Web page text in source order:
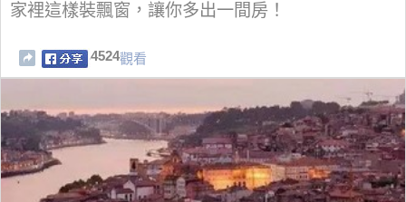
家裡這樣裝飄窗，讓你多出一間房！
4524觀看